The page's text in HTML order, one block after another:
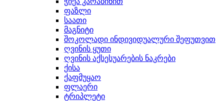
ფაზლი
საათი
მაგნიტი
შოკოლადი ინდივიდუალური შეფუთვით
ღვინის ყუთი
ღვინის აქსესუარების ნაკრები
ქისა
ქაფმუყაო
ფლაერი
ტრიპლეტი